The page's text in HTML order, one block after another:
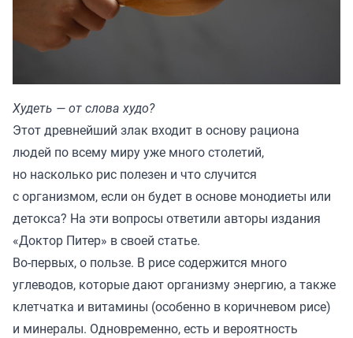
Худеть — от слова худо?
Этот древнейший злак входит в основу рациона
людей по всему миру уже много столетий,
но насколько рис полезен и что случится
с организмом, если он будет в основе монодиеты или
детокса? На эти вопросы ответили авторы издания
«Доктор Питер» в своей статье.
Во-первых, о пользе. В рисе содержится много
углеводов, которые дают организму энергию, а также
клетчатка и витамины (особенно в коричневом рисе)
и минералы. Одновременно, есть и вероятность